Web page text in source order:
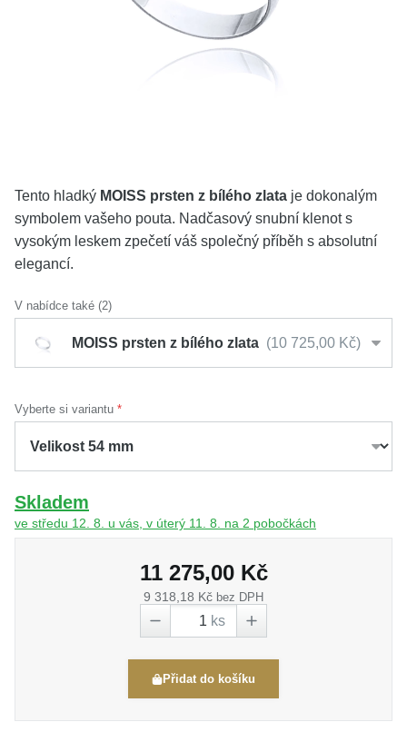
Tento hladký MOISS prsten z bílého zlata je dokonalým
symbolem vašeho pouta. Nadčasový snubní klenot s
vysokým leskem zpečetí váš společný příběh s absolutní
elegancí.
V nabídce také (2)
MOISS prsten z bílého zlata 10 725,00 Kč
Vyberte si variantu
Skladem
ve středu 12. 8. u vás, v úterý 11. 8. na 2 pobočkách
11 275,00 Kč
9 318,18 Kč bez DPH
ks
Přidat do košíku